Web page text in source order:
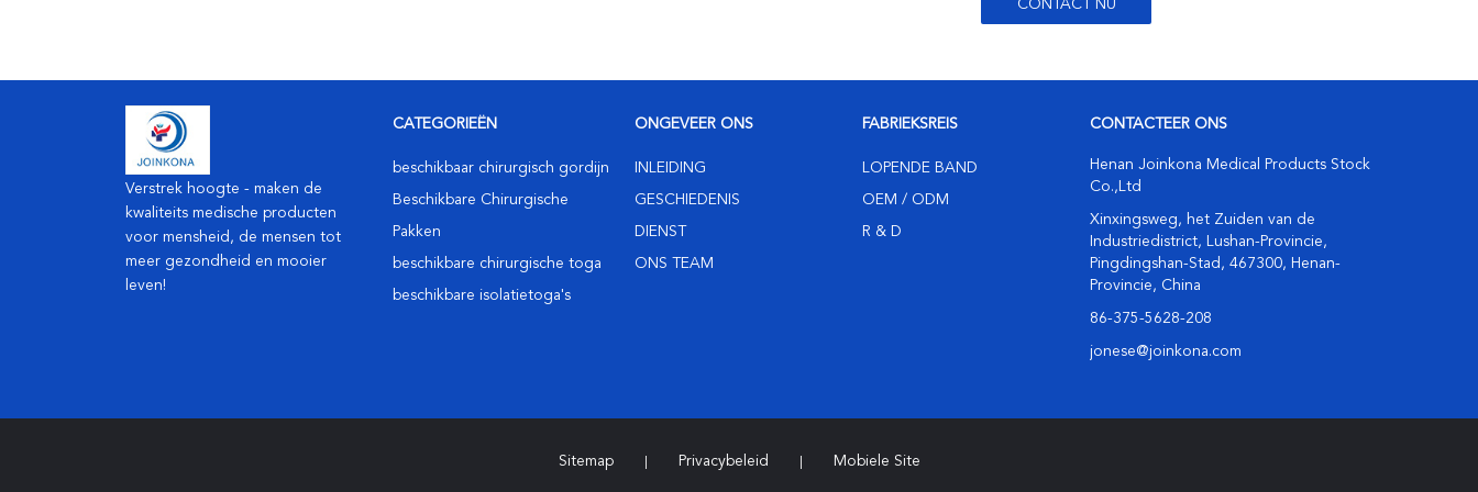
Verstrek hoogte - maken de
kwaliteits medische producten
voor mensheid, de mensen tot
meer gezondheid en mooier
leven!
CATEGORIEËN
beschikbaar chirurgisch gordijn
Beschikbare Chirurgische
Pakken
beschikbare chirurgische toga
beschikbare isolatietoga's
ONGEVEER ONS
INLEIDING
GESCHIEDENIS
DIENST
ONS TEAM
FABRIEKSREIS
LOPENDE BAND
OEM / ODM
R & D
CONTACTEER ONS
Henan Joinkona Medical Products Stock
Co.,Ltd
Xinxingsweg, het Zuiden van de
Industriedistrict, Lushan-Provincie,
Pingdingshan-Stad, 467300, Henan-
Provincie, China
86-375-5628-208
jonese@joinkona.com
Sitemap Privacybeleid Mobiele Site